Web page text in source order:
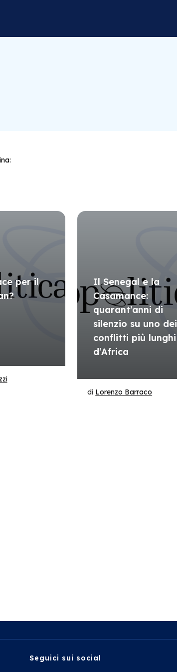
per il
Il Senegal e la
Casamance:
quarant’anni di
silenzio su uno dei
conflitti più lunghi
d’Africa
di Lorenzo Barraco
Seguici sui social